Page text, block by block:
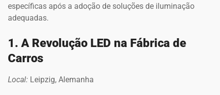
específicas após a adoção de soluções de iluminação
adequadas.
1. A Revolução LED na Fábrica de
Carros
Local: Leipzig, Alemanha